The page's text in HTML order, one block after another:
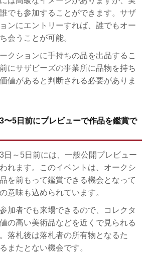
でも参加することができます。サザ
ンにエントリーすれば、誰でもオー
会うことが可能。
クションに手持ちの品を出品するこ
にサザビーズの事業所に品物を持ち
値があると判断される必要がありま
〜5日前にプレビューで作品を鑑賞で
日～5日前には、一般公開プレビュー
れます。このイベントは、オークシ
を前もって鑑賞できる機会となって
意味も込められています。
加者でも来場できるので、コレクタ
の高い美術品などを近くで見られる
落札後は落札者の所有物となるた
またとない機会です。